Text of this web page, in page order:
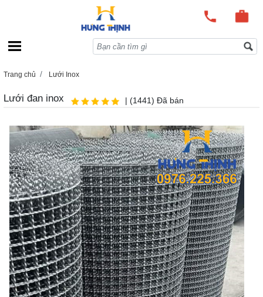
Trang chủ Lưới Inox
Lưới đan inox | (1441) Đã bán